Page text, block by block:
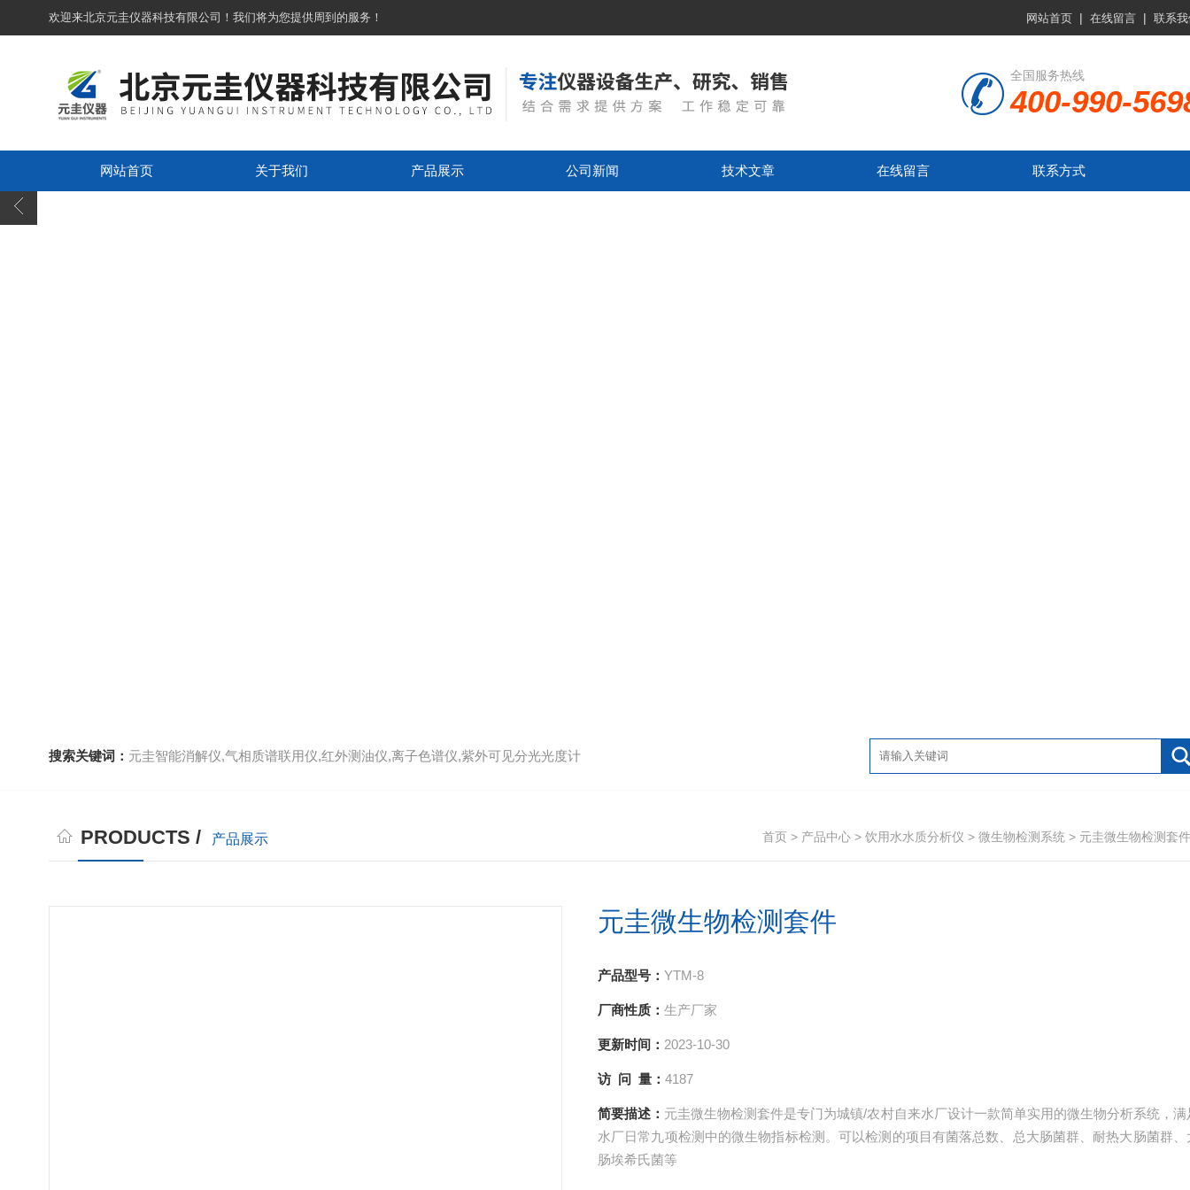
欢迎来北京元圭仪器科技有限公司！我们将为您提供周到的服务！ 网站首页 | 在线留言 | 联系
全国服务热线
400-990-
网站首页 关于我们 产品展示 公司新闻 技术文章 在线留言 联系方式
搜索关键词： 元圭智能消解仪,气相质谱联用仪,红外测油仪,离子色谱仪,紫外可见分光光度计
PRODUCTS / 产品展示 首页 > 产品中心 > 饮用水水质分析仪 > 微生物检测系统 > 元圭微生物检测套件
元圭微生物检测套件
产品型号： YTM-8
厂商性质： 生产厂家
更新时间： 2023-10-30
访 问 量： 4187
简要描述： 元圭微生物检测套件是专门为城镇/农村自来水厂设计一款简单实用的微生物分析系统，满
水厂日常九项检测中的微生物指标检测。可以检测的项目有菌落总数、总大肠菌群、耐热大肠菌群、
肠埃希氏菌等